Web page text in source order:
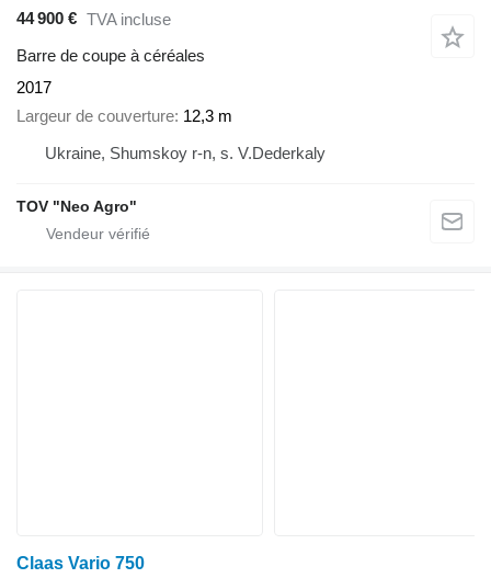
44 900 € TVA incluse
Barre de coupe à céréales
2017
Largeur de couverture 12,3 m
Ukraine, Shumskoy r-n, s. V.Dederkaly
TOV "Neo Agro"
Claas Vario 750